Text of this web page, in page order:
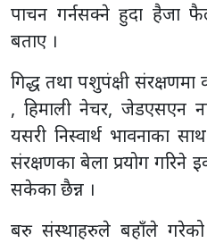
पाचन गर्नसक्ने हुदा हैजा
बताए ।
गिद्ध तथा पशुपंक्षी संरक्षणमा
, हिमाली नेचर, जेडएसएन
यसरी निस्वार्थ भावनाका
संरक्षणका बेला प्रयोग गरिने
सकेका छैन्न ।
बरु संस्थाहरुले बहाँले